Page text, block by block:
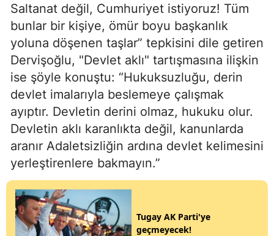
Saltanat değil, Cumhuriyet istiyoruz! Tüm
bunlar bir kişiye, ömür boyu başkanlık
yoluna döşenen taşlar” tepkisini dile getiren
Dervişoğlu, "Devlet aklı" tartışmasına ilişkin
ise şöyle konuştu: “Hukuksuzluğu, derin
devlet imalarıyla beslemeye çalışmak
ayıptır. Devletin derini olmaz, hukuku olur.
Devletin aklı karanlıkta değil, kanunlarda
aranır Adaletsizliğin ardına devlet kelimesini
yerleştirenlere bakmayın.”
Tugay AK Parti'ye
geçmeyecek!